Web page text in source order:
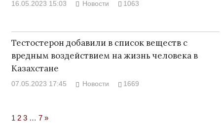
16.05.2023 15:03 Новости 1063
Тестостерон добавили в список веществ с
вредным воздействием на жизнь человека в
Казахстане
07.05.2023 17:45 Новости 1669
1 2 3 … 7 Next
»